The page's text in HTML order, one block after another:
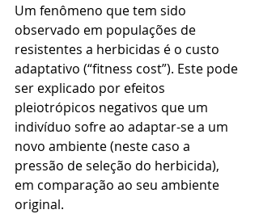
Um fenômeno que tem sido
observado em populações de
resistentes a herbicidas é o custo
adaptativo (“fitness cost”). Este pode
ser explicado por efeitos
pleiotrópicos negativos que um
indivíduo sofre ao adaptar-se a um
novo ambiente (neste caso a
pressão de seleção do herbicida),
em comparação ao seu ambiente
original.